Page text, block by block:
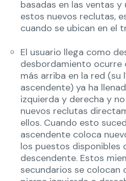
basadas en las ventas y
estos nuevos reclutas,
cuando se ubican en el
El usuario llega como
desbordamiento ocurre
más arriba en la red (su
ascendente) ya ha
izquierda y derecha y
nuevos reclutas
ellos. Cuando esto
ascendente coloca
los puestos disponibles
descendente. Estos
secundarios se colocan